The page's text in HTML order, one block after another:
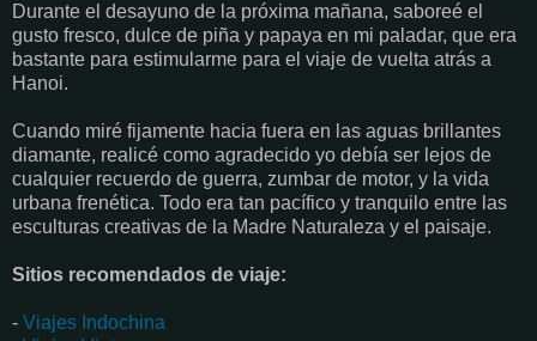
Durante el desayuno de la próxima mañana, saboreé el
gusto fresco, dulce de piña y papaya en mi paladar, que era
bastante para estimularme para el viaje de vuelta atrás a
Hanoi.
Cuando miré fijamente hacia fuera en las aguas brillantes
diamante, realicé como agradecido yo debía ser lejos de
cualquier recuerdo de guerra, zumbar de motor, y la vida
urbana frenética. Todo era tan pacífico y tranquilo entre las
esculturas creativas de la Madre Naturaleza y el paisaje.
Sitios recomendados de viaje:
- Viajes Indochina